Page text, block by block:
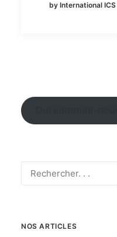
by International ICS
NOS ARTICLES